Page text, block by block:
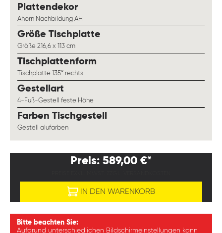
Plattendekorauswählen
Ahorn Nachbildung AH
Größe Tischplatte
Größe 216,6 x 113 cm
Tischplattenform
Tischplatte 135° rechts
Gestellart
4-Fuß-Gestell feste Höhe
Farben Tischgestell
Gestell alufarben
Preis: 589,00 €*
IN DEN WARENKORB
Bitte beachten Sie:
Aufgrund unterschiedlichen Bildschirmeinstellungen kann